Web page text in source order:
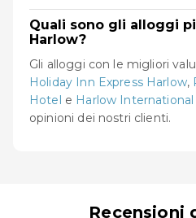
Quali sono gli alloggi
Harlow?
Gli alloggi con le migliori
Holiday Inn Express Harlow,
Hotel e Harlow
opinioni dei nostri clienti.
Recensioni